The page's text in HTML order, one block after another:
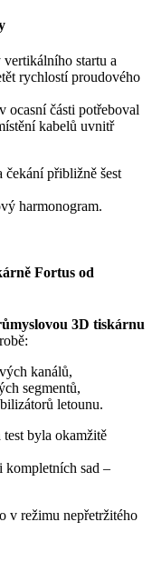
startu a
rychlostí proudového
ocasní části potřeboval
kabelů uvnitř
přibližně šest
harmonogram.
Fortus od
3D tiskárnu
kanálů,
segmentů,
letounu.
byla okamžitě
kompletních sad –
v režimu nepřetržitého